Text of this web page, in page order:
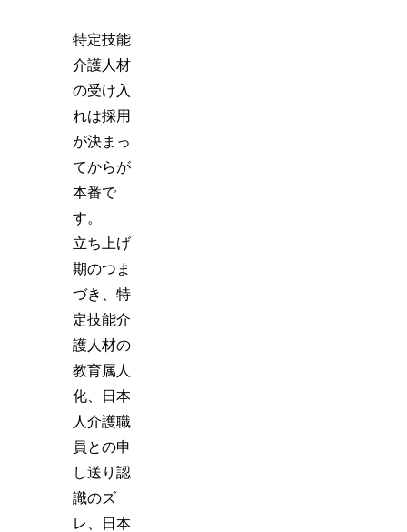
特定技能
介護人材
の受け入
れは採用
が決まっ
てからが
本番で
す。
立ち上げ
期のつま
づき、特
定技能介
護人材の
教育属人
化、日本
人介護職
員との申
し送り認
識のズ
レ、日本